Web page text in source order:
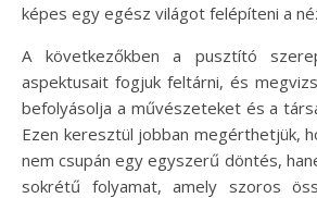
képes egy egész világot felépíteni a
A következőkben a pusztító
aspektusait fogjuk feltárni, és
befolyásolja a művészeteket és a
Ezen keresztül jobban megérthetjük,
nem csupán egy egyszerű döntés,
sokrétű folyamat, amely szoros